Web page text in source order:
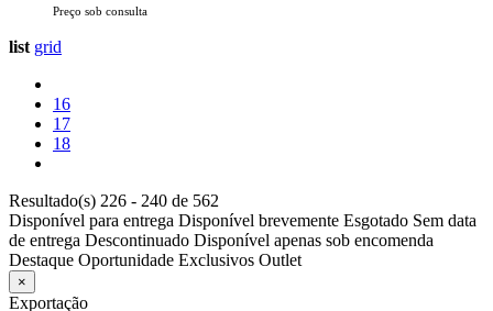
Preço sob consulta
list grid
16
17
18
Resultado(s) 226 - 240 de 562
Disponível para entrega Disponível brevemente Esgotado Sem data
de entrega Descontinuado Disponível apenas sob encomenda
Destaque Oportunidade Exclusivos Outlet
×
Exportação